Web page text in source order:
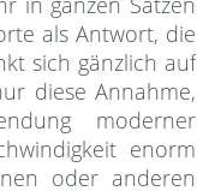
als Antwort, die
sich gänzlich auf
diese Annahme,
moderner
enorm
oder anderen